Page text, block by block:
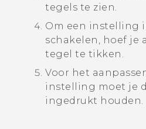
tegels te zien.
Om een instelling
schakelen, hoef je
tegel te tikken.
Voor het
instelling moet je
ingedrukt houden.